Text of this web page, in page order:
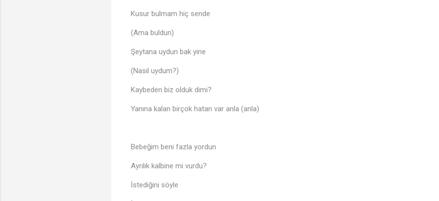
Kusur bulmam hiç sende
(Ama buldun)
Şeytana uydun bak yine
(Nasıl uydum?)
Kaybeden biz olduk dimi?
Yanına kalan birçok hatan var anla (anla)
Bebeğim beni fazla yordun
Ayrılık kalbine mi vurdu?
İstediğini söyle